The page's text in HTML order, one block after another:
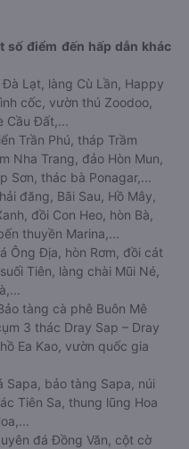
số điểm đến hấp dẫn khác
Lạt, làng Cù Lần, Happy
cốc, vườn thú Zoodoo,
Cầu Đất,...
Trần Phú, tháp Trầm
Nha Trang, đảo Hòn Mun,
Sơn, thác bà Ponagar,...
đăng, Bãi Sau, Hồ Mây,
đồi Con Heo, hòn Bà,
thuyền Marina,...
Ông Địa, hòn Rơm, đồi cát
Tiên, làng chài Mũi Né,
tàng cà phê Buôn Mê
3 thác Dray Sap – Dray
Ea Kao, vườn quốc gia
Sapa, bảo tàng Sapa, núi
Tiên Sa, thung lũng Hoa
đá Đồng Văn, cột cờ